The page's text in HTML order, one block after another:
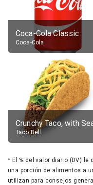
Coca-Cola Classic
Coca-Cola
Taco Bell
* El % del valor diario (DV)
una porción de alimentos a
utilizan para consejos